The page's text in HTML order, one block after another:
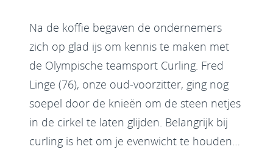
Na de koffie begaven de ondernemers
zich op glad ijs om kennis te maken met
de Olympische teamsport Curling. Fred
Linge (76), onze oud-voorzitter, ging nog
soepel door de knieën om de steen netjes
in de cirkel te laten glijden. Belangrijk bij
curling is het om je evenwicht te houden…